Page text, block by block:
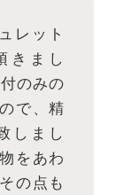
レット
きまし
のみの
で、精
しまし
をあわ
の点も